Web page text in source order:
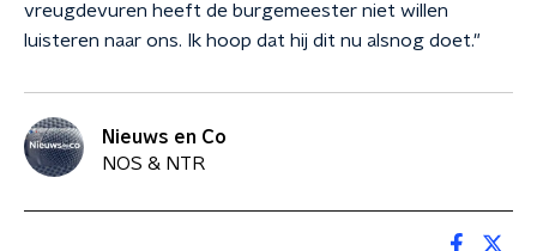
vreugdevuren heeft de burgemeester niet willen
luisteren naar ons. Ik hoop dat hij dit nu alsnog doet."
Nieuws en Co
NOS & NTR